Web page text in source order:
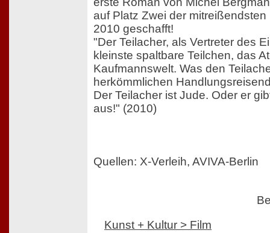
auf Platz Zwei der
2010 geschafft!
"Der Teilacher, als Vertreter des
kleinste spaltbare Teilchen, das
Kaufmannswelt. Was den
herkömmlichen
Der Teilacher ist Jude. Oder er
aus!" (2010)
Quellen: X-Verleih, AVIVA-Berlin
Kunst + Kultur > Film